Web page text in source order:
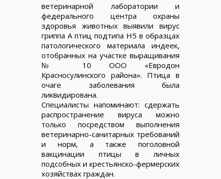
ветеринарной лаборатории и
федерального центра охраны
здоровья животных выявили вирус
гриппа А птиц подтипа Н5 в образцах
патологического материала индеек,
отобранных на участке выращивания
№ 10 ООО «Евродон
Красносулинского района». Птица в
очаге заболевания была
ликвидирована.
Специалисты напоминают: сдержать
распространение вируса можно
только посредством выполнения
ветеринарно-санитарных требований
и норм, а также поголовной
вакцинации птицы в личных
подсобных и крестьянско-фермерских
хозяйствах граждан.